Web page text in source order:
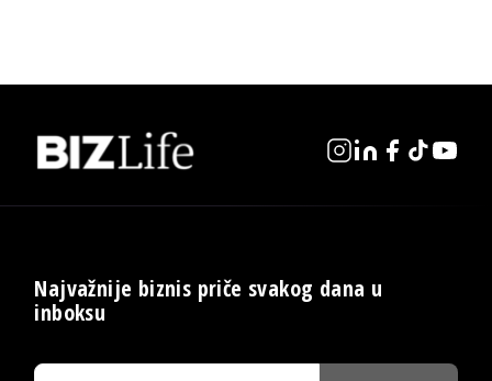
Najvažnije biznis priče svakog dana u
inboksu